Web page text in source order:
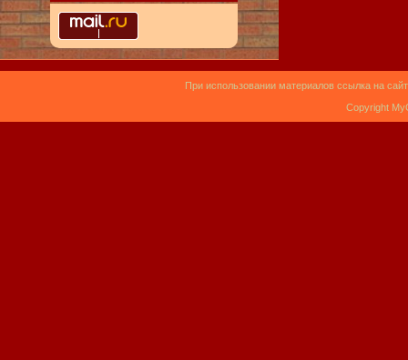
При использовании материалов ссылка на
Copyright